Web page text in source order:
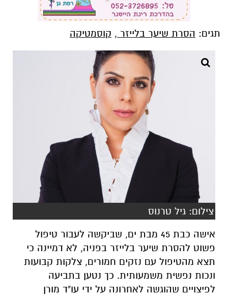
תגים: הסרת שיער בלייזר , קוסמטיקה
צילום: גיל טרנוס
אישה כבת 45 מבת ים, שביקשה לעבור טיפול
פשוט להסרת שיער בלייזר בפניה, לא דמיינה כי
תצא מהטיפול עם נזקים חמורים, צלקות קבועות
ונכות נפשית משמעותית. כך נטען בתביעה
לפיצויים שהוגשה לאחרונה על ידי עו"ד מורן